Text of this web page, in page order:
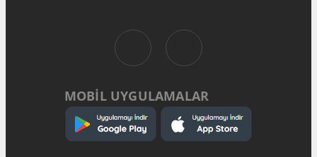
MOBİL UYGULAMALAR